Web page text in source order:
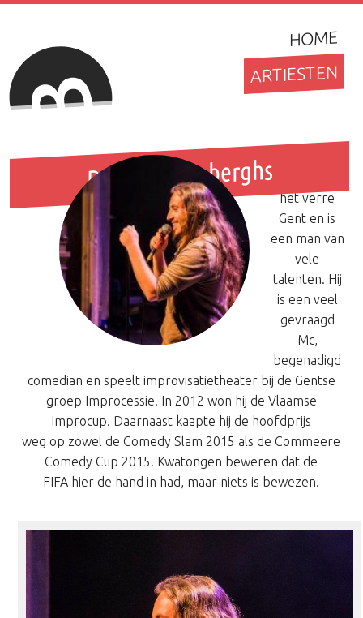
HOME
ARTIESTEN
Domien Vloeberghsafkomstig uit
het verre
Gent en is
een man van
vele
talenten. Hij
is een veel
gevraagd
Mc,
begenadigd
comedian en speelt improvisatietheater bij de Gentse
groep Improcessie. In 2012 won hij de Vlaamse
Improcup. Daarnaast kaapte hij de hoofdprijs
weg op zowel de Comedy Slam 2015 als de Commeere
Comedy Cup 2015. Kwatongen beweren dat de
FIFA hier de hand in had, maar niets is bewezen.